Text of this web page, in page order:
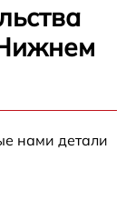
нами детали